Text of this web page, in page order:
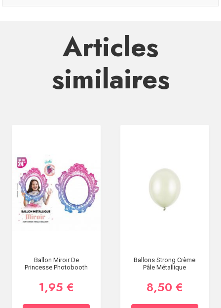
Articles
similaires
Ballon Miroir De
Princesse Photobooth
1,95 €
Ballons Strong Crème
Pâle Métallique
8,50 €